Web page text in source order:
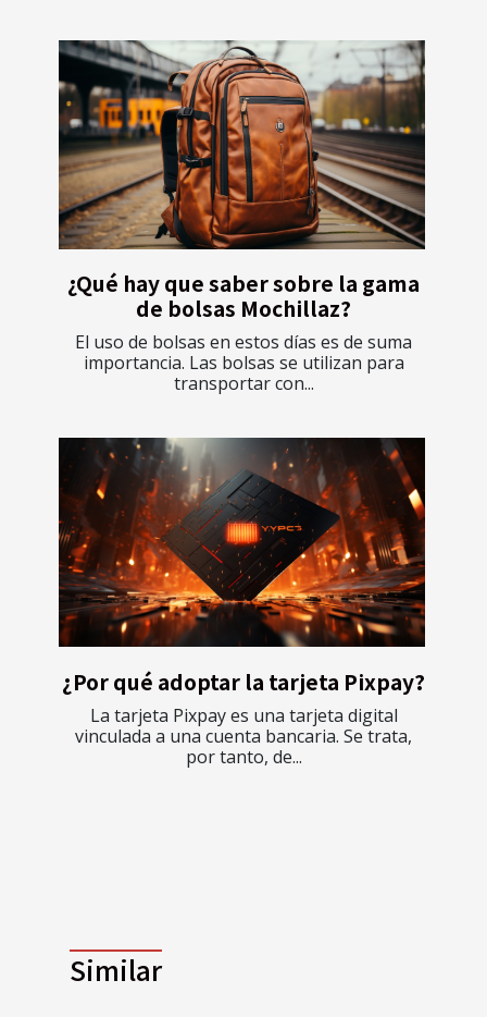
¿Qué hay que saber sobre la gama
de bolsas Mochillaz?
El uso de bolsas en estos días es de suma
importancia. Las bolsas se utilizan para
transportar con...
¿Por qué adoptar la tarjeta Pixpay?
La tarjeta Pixpay es una tarjeta digital
vinculada a una cuenta bancaria. Se trata,
por tanto, de...
Similar